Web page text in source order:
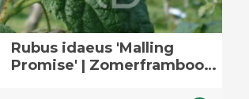
Rubus idaeus 'Malling
Promise' | Zomerframboos |